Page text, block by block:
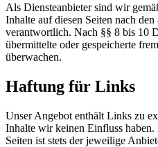
Als Diensteanbieter sind wir
Inhalte auf diesen Seiten nach den
verantwortlich. Nach §§ 8 bis 10
übermittelte oder gespeicherte
überwachen.
Haftung für Links
Unser Angebot enthält Links zu
Inhalte wir keinen Einfluss
Seiten ist stets der jeweilige